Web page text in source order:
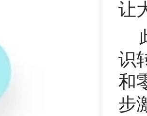
让
识
和
步